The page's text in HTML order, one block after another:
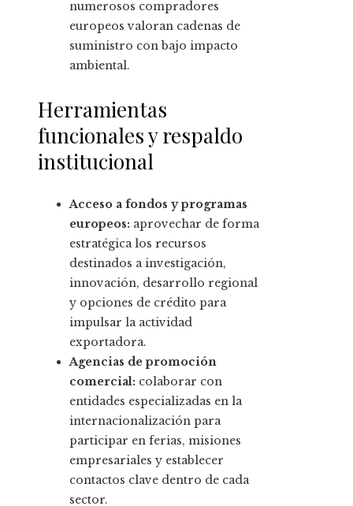
numerosos compradores
europeos valoran cadenas de
suministro con bajo impacto
ambiental.
Herramientas
funcionales y respaldo
institucional
Acceso a fondos y programas
europeos: aprovechar de forma
estratégica los recursos
destinados a investigación,
innovación, desarrollo regional
y opciones de crédito para
impulsar la actividad
exportadora.
Agencias de promoción
comercial: colaborar con
entidades especializadas en la
internacionalización para
participar en ferias, misiones
empresariales y establecer
contactos clave dentro de cada
sector.